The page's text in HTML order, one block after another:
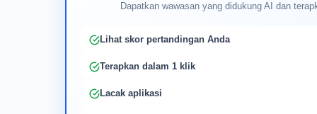
Dapatkan wawasan yang didukung AI dan
Lihat skor pertandingan Anda
Terapkan dalam 1 klik
Lacak aplikasi